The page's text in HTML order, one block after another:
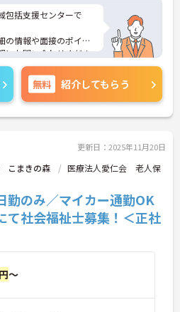
包括支援センターで
の情報や面接のポイン
にお問い合わせくださ
無料 紹介してもらう
更新日：2025年11月20日
こまきの森
医療法人愛仁会 老人保
勤のみ／マイカー通勤OK
て社会福祉士募集！＜正社
～